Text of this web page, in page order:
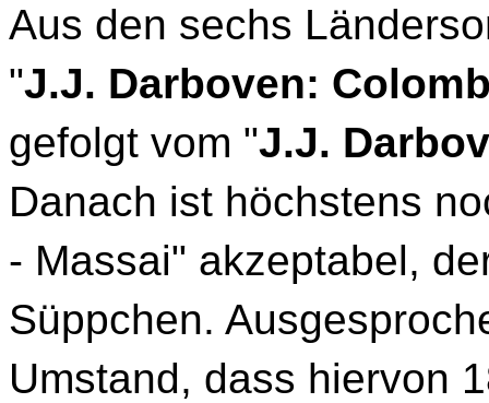
Aus den sechs
"J.J. Darboven:
gefolgt vom "J.J.
Danach ist höchstens
- Massai" akzeptabel,
Süppchen.
Umstand, dass hiervon